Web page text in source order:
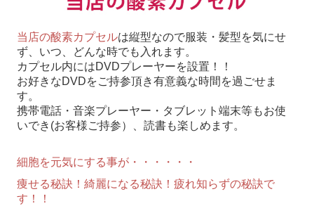
当店の酸素カプセルは縦型なので服装・髪型を気にせ
ず、いつ、どんな時でも入れます。
カプセル内にはDVDプレーヤーを設置！！
お好きなDVDをご持参頂き有意義な時間を過ごせま
す。
携帯電話・音楽プレーヤー・タブレット端末等もお使
いでき(お客様ご持参）、読書も楽しめます。
細胞を元気にする事が・・・・・・
痩せる秘訣！綺麗になる秘訣！疲れ知らずの秘訣で
す！！